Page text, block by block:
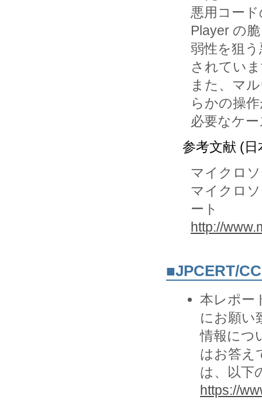
悪用コー
Player の脆
弱性を狙
されてい
また、マ
らかの操
参考文献 (日
マイクロ
マイクロ
ート
http://
■JPCERT/
本レポー
にお願い
情報につ
はお答え
は、以下
https://